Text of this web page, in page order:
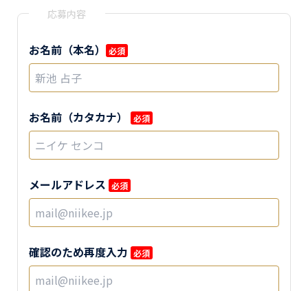
応募内容
お名前（本名） 必須
お名前（カタカナ） 必須
メールアドレス 必須
確認のため再度入力 必須